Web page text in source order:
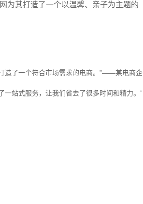
为其打造了一个以温馨、亲子为主题的
造了一个符合市场需求的电商。”——某电商企
站式服务，让我们省去了很多时间和精力。”